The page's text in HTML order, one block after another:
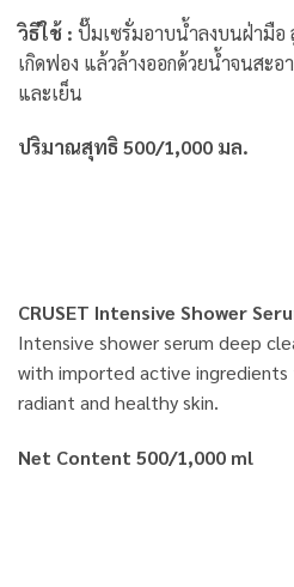
วิธีใช้ : ปั๊มเซรั่มอาบน้ำลงบนฝ่ามือ
เกิดฟอง แล้วล้างออกด้วยน้ำจนสะอ
และเย็น
ปริมาณสุทธิ 500/1,000 มล.
CRUSET Intensive Shower
Intensive shower serum deep
with imported active ingredients
radiant and healthy skin.
Net Content 500/1,000 ml